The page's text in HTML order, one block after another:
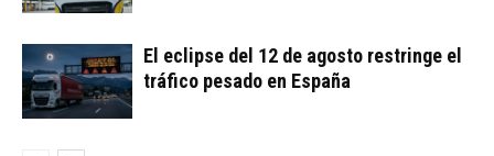
El eclipse del 12 de agosto restringe el
tráfico pesado en España